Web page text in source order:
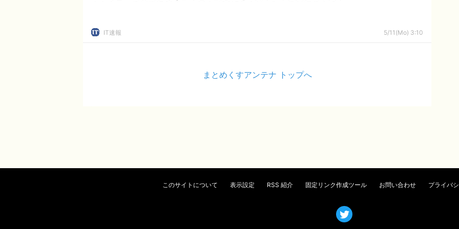
IT速報 5/11(Mo) 3:10
まとめくすアンテナ トップへ
このサイトについて 表示設定 RSS 紹介 固定リンク作成ツール お問い合わせ プライバ